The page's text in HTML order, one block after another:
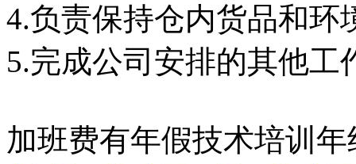
4.负责保持仓内货品和环
5.完成公司安排的其他工
加班费有年假技术培训 年